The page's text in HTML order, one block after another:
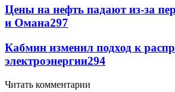
Цены на нефть падают из-за
и Омана297
Кабмин изменил подход к
электроэнергии294
Читать комментарии